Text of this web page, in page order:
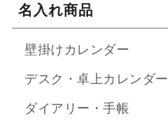
名入れ商品
壁掛けカレンダー
デスク・卓上カレンダー
ダイアリー・手帳